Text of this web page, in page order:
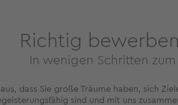
Richtig
In wenigen Schritten
dass Sie große Träume haben, sich
sind und mit uns